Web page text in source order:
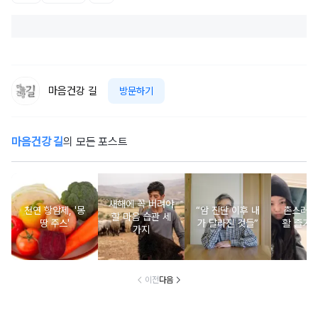
마음건강 길 방문하기
마음건강 길의 모든 포스트
천연 항암제, '몽
땅 주스'
새해에 꼭 버려야
할 마음 습관 세
가지
“암 진단 이후 내
가 달라진 것들”
촌스러
활 즐기
이전다음